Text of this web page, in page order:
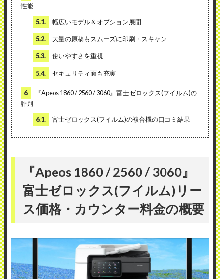
性能
5.1.
幅広いモデル＆オプション展開
5.2. 大量の原稿もスムーズに印刷・スキャン
5.3. 使いやすさを重視
5.4. セキュリティ面も充実
6.
『Apeos 1860 / 2560 / 3060』富士ゼロックス(フイルム)の
評判
6.1.
富士ゼロックス(フイルム)の複合機の口コミ結果
『Apeos 1860 / 2560 / 3060』
富士ゼロックス(フイルム)リー
ス価格・カウンター料金の概要